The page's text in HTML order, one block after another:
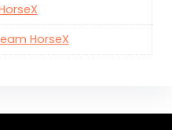
HorseX